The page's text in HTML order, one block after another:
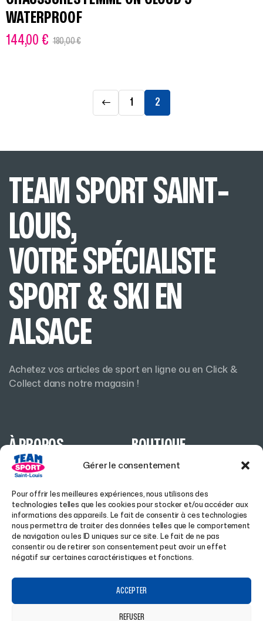
Gérer le consentement
Pour offrir les meilleures expériences, nous utilisons des
technologies telles que les cookies pour stocker et/ou accéder aux
informations des appareils. Le fait de consentir à ces technologies
nous permettra de traiter des données telles que le comportement
de navigation ou les ID uniques sur ce site. Le fait de ne pas
consentir ou de retirer son consentement peut avoir un effet
négatif sur certaines caractéristiques et fonctions.
ACCEPTER
REFUSER
WATERPROOF
180,00€
144,00 €
1 2
TEAM SPORT SAINT-
LOUIS,
VOTRE SPÉCIALISTE
SPORT & SKI EN
ALSACE
Achetez vos articles de sport en ligne ou en Click &
Collect dans notre magasin !
À PROPOS
ACCUEIL
A PROPOS
MAGASIN À SAINT-LOUIS
CLUBS
ENTREPRISES
BOUTIQUE
FEMME
HIVER
RANDONNÉE
LIFESTYLE
SUIVEZ-NOUS